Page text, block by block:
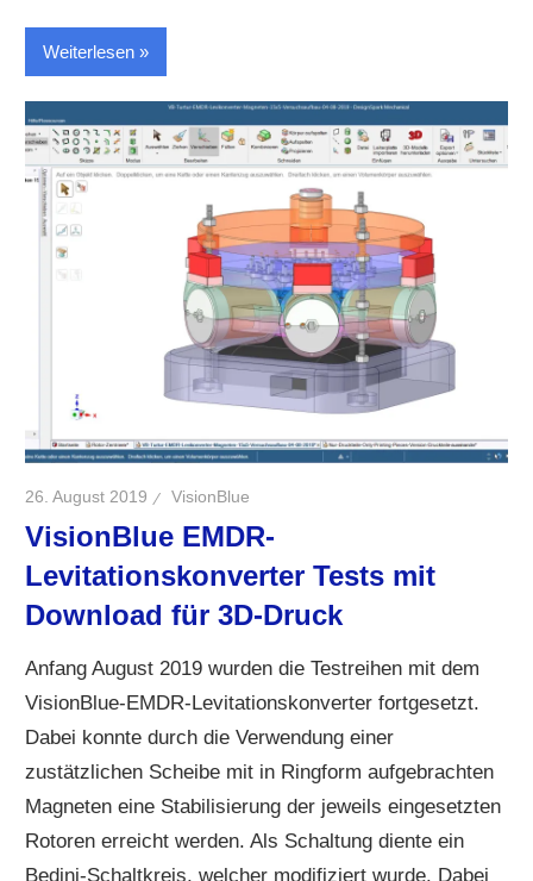
Weiterlesen
26. August 2019 VisionBlue
VisionBlue EMDR-
Levitationskonverter Tests mit
Download für 3D-Druck
Anfang August 2019 wurden die Testreihen mit dem
VisionBlue-EMDR-Levitationskonverter fortgesetzt.
Dabei konnte durch die Verwendung einer
zustätzlichen Scheibe mit in Ringform aufgebrachten
Magneten eine Stabilisierung der jeweils eingesetzten
Rotoren erreicht werden. Als Schaltung diente ein
Bedini-Schaltkreis, welcher modifiziert wurde. Dabei